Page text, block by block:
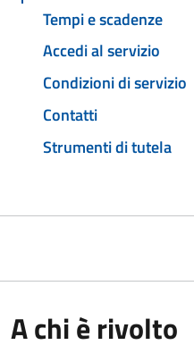
Tempi e scadenze
Accedi al servizio
Condizioni di servizio
Contatti
Strumenti di tutela
A chi è rivolto